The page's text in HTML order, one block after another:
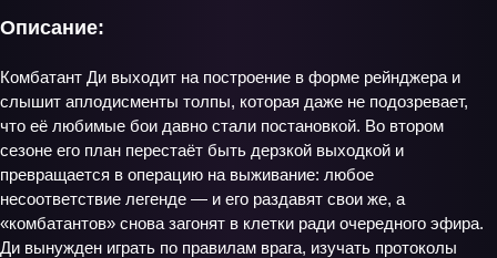
Описание:
Комбатант Ди выходит на построение в форме рейнджера и
слышит аплодисменты толпы, которая даже не подозревает,
что её любимые бои давно стали постановкой. Во втором
сезоне его план перестаёт быть дерзкой выходкой и
превращается в операцию на выживание: любое
несоответствие легенде — и его раздавят свои же, а
«комбатантов» снова загонят в клетки ради очередного эфира.
Ди вынужден играть по правилам врага, изучать протоколы